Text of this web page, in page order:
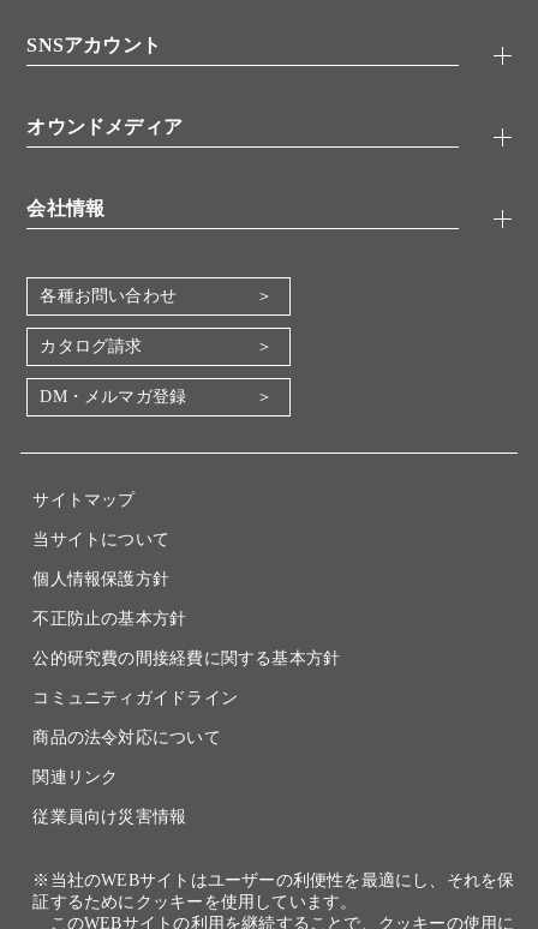
分子生物
バイオメディカル(環境・食品)
機器・消耗品
アプリケーションノート
書類ダウンロード
SNSアカウント
YouTube
オウンドメディア
会社情報
会社概要
地図・アクセス（本社）
IR情報
電子公告
各種お問い合わせ
カタログ請求
DM・メルマガ登録
サイトマップ
当サイトについて
個人情報保護方針
不正防止の基本方針
公的研究費の間接経費に関する基本方針
コミュニティガイドライン
商品の法令対応について
関連リンク
従業員向け災害情報
※当社のWEBサイトはユーザーの利便性を最適にし、それを保
証するためにクッキーを使用しています。
このWEBサイトの利用を継続することで、クッキーの使用に